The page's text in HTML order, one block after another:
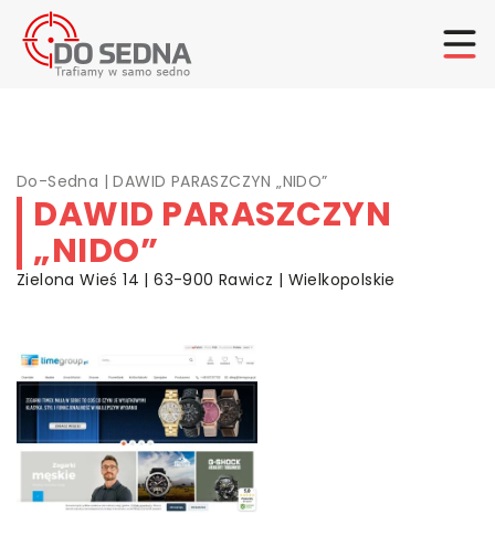
Do-Sedna |DAWID PARASZCZYN „NIDO”
DAWID PARASZCZYN
„NIDO”
Zielona Wieś 14 | 63-900 Rawicz | Wielkopolskie